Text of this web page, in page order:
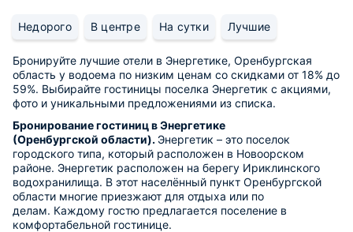
Недорого В центре На сутки Лучшие
Бронируйте лучшие отели в Энергетике, Оренбургская
область у водоема по низким ценам со скидками от 18% до
59%. Выбирайте гостиницы поселка Энергетик с акциями,
фото и уникальными предложениями из списка.
Бронирование гостиниц в Энергетике
(Оренбургской области). Энергетик – это поселок
городского типа, который расположен в Новоорском
районе. Энергетик расположен на берегу Ириклинского
водохранилища. В этот населённый пункт Оренбургской
области многие приезжают для отдыха или по
делам. Каждому гостю предлагается поселение в
комфортабельной гостинице.